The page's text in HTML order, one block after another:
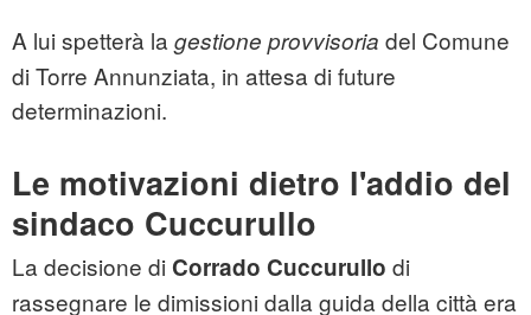
A lui spetterà la gestione provvisoria del Comune
di Torre Annunziata, in attesa di future
determinazioni.
Le motivazioni dietro l'addio del
sindaco Cuccurullo
La decisione di Corrado Cuccurullo di
rassegnare le dimissioni dalla guida della città era